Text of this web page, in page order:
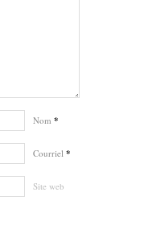
Nom *
Courriel *
Site web